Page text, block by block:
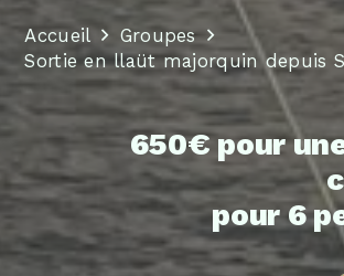
Accueil
Groupes
Sortie en llaüt majorquin depuis
650€ pour
pour 6